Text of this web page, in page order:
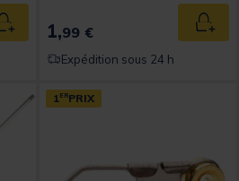
Ajouter au panier
1,99 €
Expédition sous 24 h
1ERPRIX